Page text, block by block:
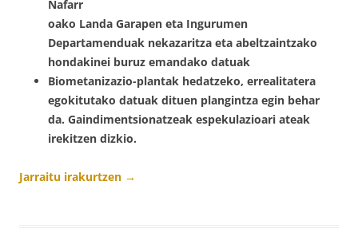
Nafarr
oako Landa Garapen eta Ingurumen
Departamenduak nekazaritza eta abeltzaintzako
hondakinei buruz emandako datuak
Biometanizazio-plantak hedatzeko, errealitatera
egokitutako datuak dituen plangintza egin behar
da. Gaindimentsionatzeak espekulazioari ateak
irekitzen dizkio.
Jarraitu irakurtzen →